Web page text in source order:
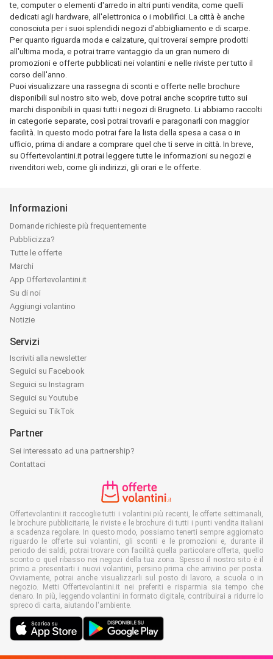
te, computer o elementi d'arredo in altri punti vendita, come quelli
dedicati agli hardware, all'elettronica o i mobilifici. La città è anche
conosciuta per i suoi splendidi negozi d'abbigliamento e di scarpe.
Per quanto riguarda moda e calzature, qui troverai sempre prodotti
all'ultima moda, e potrai trarre vantaggio da un gran numero di
promozioni e offerte pubblicati nei volantini e nelle riviste per tutto il
corso dell'anno.
Puoi visualizzare una rassegna di sconti e offerte nelle brochure
disponibili sul nostro sito web, dove potrai anche scoprire tutto sui
marchi disponibili in quasi tutti i negozi di Brugneto. Li abbiamo raccolti
in categorie separate, così potrai trovarli e paragonarli con maggior
facilità. In questo modo potrai fare la lista della spesa a casa o in
ufficio, prima di andare a comprare quel che ti serve in città. In breve,
su Offertevolantini.it potrai leggere tutte le informazioni su negozi e
rivenditori web, come gli indirizzi, gli orari e le offerte.
Informazioni
Domande richieste più frequentemente
Pubblicizza?
Tutte le offerte
Marchi
App Offertevolantini.it
Su di noi
Aggiungi volantino
Notizie
Servizi
Iscriviti alla newsletter
Seguici su Facebook
Seguici su Instagram
Seguici su Youtube
Seguici su TikTok
Partner
Sei interessato ad una partnership?
Contattaci
Offertevolantini.it raccoglie tutti i volantini più recenti, le offerte settimanali,
le brochure pubblicitarie, le riviste e le brochure di tutti i punti vendita italiani
a scadenza regolare. In questo modo, possiamo tenerti sempre aggiornato
riguardo le offerte sui volantini, gli sconti e le promozioni e, durante il
periodo dei saldi, potrai trovare con facilità quella particolare offerta, quello
sconto o quel ribasso nei negozi della tua zona. Spesso il nostro sito è il
primo a presentarti i nuovi volantini, persino prima che arrivino per posta.
Ovviamente, potrai anche visualizzarli sul posto di lavoro, a scuola o in
negozio. Metti Offertevolantini.it nei preferiti e risparmia sia tempo che
denaro. In più, leggendo volantini in formato digitale, contribuirai a ridurre lo
spreco di carta, aiutando l'ambiente.